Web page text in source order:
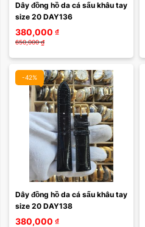
Dây đồng hồ da cá sấu khâu tay
size 20 DAY136
380,000 ₫
650,000 ₫
-42%
Dây đồng hồ da cá sấu khâu tay
size 20 DAY138
380,000 ₫